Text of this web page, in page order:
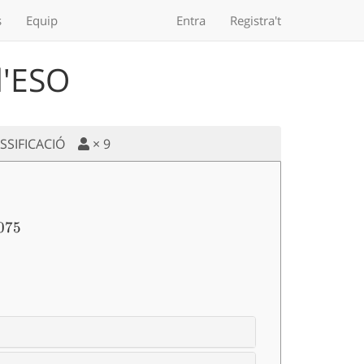
Equip Entra Registra't
× 9
xz -2yz = 6, \quad x+y+z = 6075